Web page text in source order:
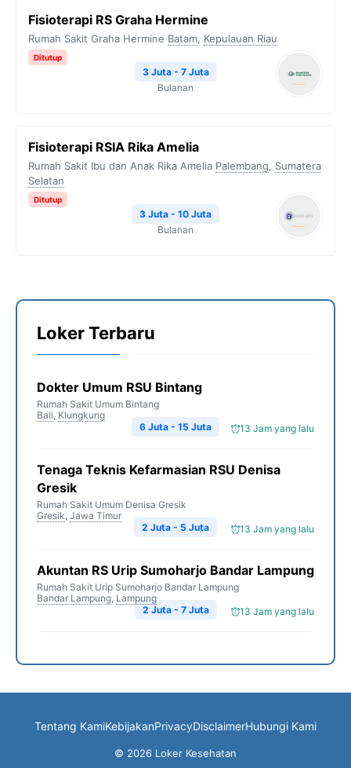
Fisioterapi RS Graha Hermine
Rumah Sakit Graha Hermine Batam, Kepulauan Riau
Ditutup
3 Juta - 7 Juta
Bulanan
Fisioterapi RSIA Rika Amelia
Rumah Sakit Ibu dan Anak Rika Amelia Palembang, Sumatera
Selatan
Ditutup
3 Juta - 10 Juta
Bulanan
Loker Terbaru
Dokter Umum RSU Bintang
Rumah Sakit Umum Bintang
Bali, Klungkung
13 Jam yang lalu
6 Juta - 15 Juta
Tenaga Teknis Kefarmasian RSU Denisa
Gresik
Rumah Sakit Umum Denisa Gresik
Gresik, Jawa Timur
13 Jam yang lalu
2 Juta - 5 Juta
Akuntan RS Urip Sumoharjo Bandar Lampung
Rumah Sakit Urip Sumoharjo Bandar Lampung
Bandar Lampung, Lampung
13 Jam yang lalu
2 Juta - 7 Juta
Tentang KamiKebijakanPrivacyDisclaimerHubungi Kami
© 2026 Loker Kesehatan